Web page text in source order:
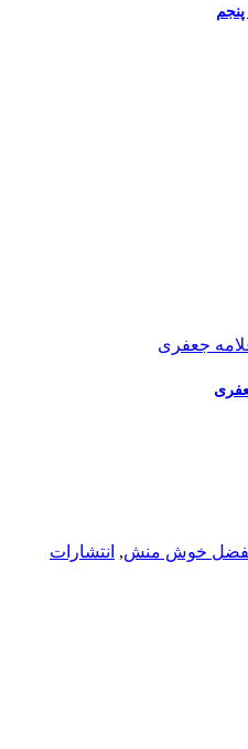
خوش منش, انتشارات